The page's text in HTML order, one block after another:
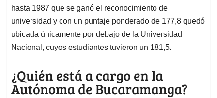
hasta 1987 que se ganó el reconocimiento de
universidad y con un puntaje ponderado de 177,8 quedó
ubicada únicamente por debajo de la Universidad
Nacional, cuyos estudiantes tuvieron un 181,5.
¿Quién está a cargo en la
Autónoma de Bucaramanga?